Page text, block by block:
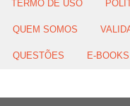
TERMO DE USO
QUEM SOMOS
QUESTÕES E-BOOKS